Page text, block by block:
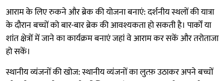
आराम के लिए रुकने और ब्रेक की योजना बनाएं: दर्शनीय स्थलों की यात्रा
के दौरान बच्चों को बार-बार ब्रेक की आवश्यकता हो सकती है। पार्कों या
शांत क्षेत्रों में जाने का कार्यक्रम बनाएं जहां वे आराम कर सकें और तरोताजा
हो सकें।
स्थानीय व्यंजनों की खोज: स्थानीय व्यंजनों का लुत्फ़ उठाकर अपने बच्चों